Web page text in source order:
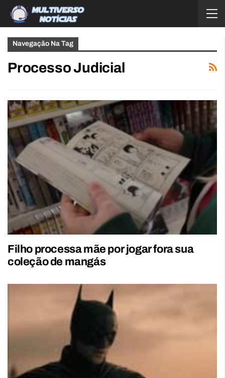
Navegação Na Tag
Processo Judicial
Filho processa mãe por jogar fora sua
coleção de mangás